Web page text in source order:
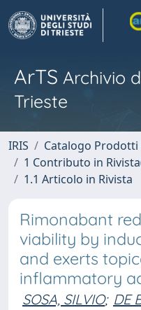
ArTS Archivio
Trieste
IRIS
Catalogo Prodotti
1 Contributo in
1.1 Articolo in Rivista
Rimonabant
viability by
and exerts
inflammatory
SOSA, SILVIO; DE